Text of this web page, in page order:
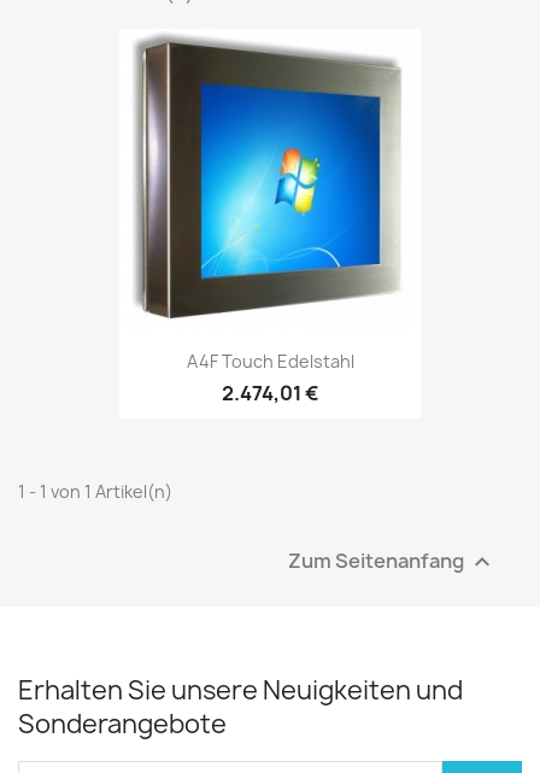
A4F Touch Edelstahl
2.474,01 €
1 - 1 von 1 Artikel(n)
Zum Seitenanfang 
Erhalten Sie unsere Neuigkeiten und
Sonderangebote